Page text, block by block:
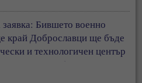
Бившето военно
край Доброславци ще бъде
и технологичен център
+ ВИДЕО)